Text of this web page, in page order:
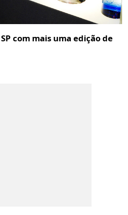
com mais uma edição de